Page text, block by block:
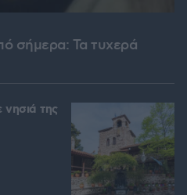
σήμερα: Τα τυχερά
νησιά της